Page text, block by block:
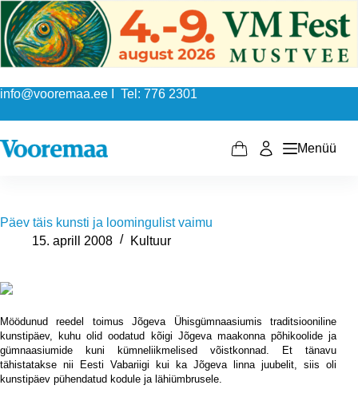
Skip
to
content
info@vooremaa.ee I Tel: 776 2301
Shopping
Menüü
Päev täis kunsti ja loomingulist vaimu
15. aprill 2008
Kultuur
Möödunud reedel toimus Jõgeva Ühisgümnaasiumis traditsiooniline
kunstipäev, kuhu olid oodatud kõigi Jõgeva maakonna põhikoolide ja
gümnaasiumide kuni kümneliikmelised võistkonnad. Et tänavu
tähistatakse nii Eesti Vabariigi kui ka Jõgeva linna juubelit, siis oli
kunstipäev pühendatud kodule ja lähiümbrusele.